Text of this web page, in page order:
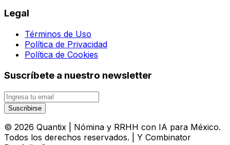
Legal
Términos de Uso
Política de Privacidad
Política de Cookies
Suscríbete a nuestro newsletter
Suscribirse
© 2026 Quantix | Nómina y RRHH con IA para México.
Todos los derechos reservados. | Y Combinator